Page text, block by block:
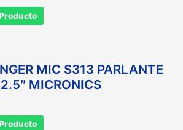
MIC S313 PARLANTE
MICRONICS